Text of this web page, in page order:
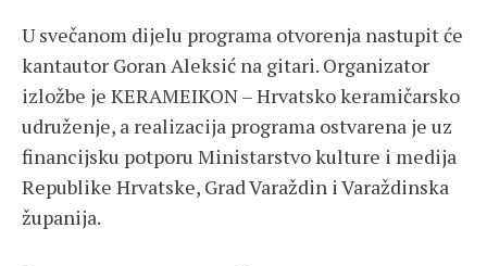
U svečanom dijelu programa otvorenja nastupit će
kantautor Goran Aleksić na gitari. Organizator
izložbe je KERAMEIKON – Hrvatsko keramičarsko
udruženje, a realizacija programa ostvarena je uz
financijsku potporu Ministarstvo kulture i medija
Republike Hrvatske, Grad Varaždin iVaraždinska
županija.